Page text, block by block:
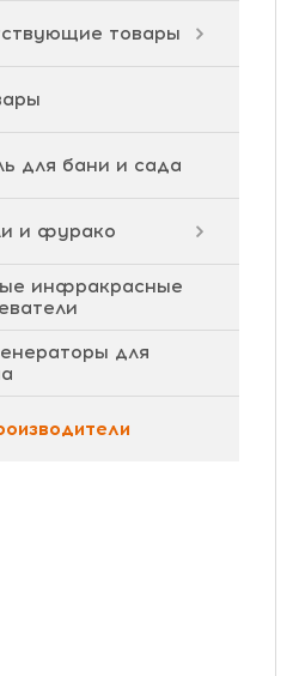
товары
для бани и сада
и фурако
инфракрасные
для